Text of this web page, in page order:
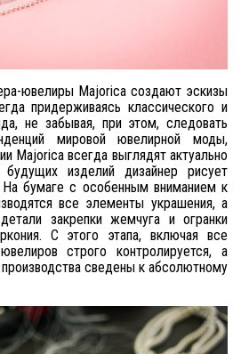
ювелиры Majorica создают эскизы
придерживаясь классического и
не забывая, при этом, следовать
мировой ювелирной моды,
Majorica всегда выглядят актуально
изделий дизайнер рисует
На бумаге с особенным вниманием к
все элементы украшения, а
закрепки жемчуга и огранки
С этого этапа, включая все
строго контролируется, а
сведены к абсолютному